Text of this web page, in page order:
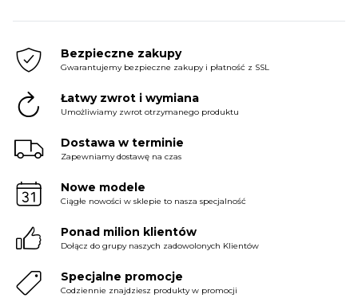
BIELIZNA
BLUZY
SWETRY
Bezpieczne zakupy
Gwarantujemy bezpieczne zakupy i płatność z SSL
Łatwy zwrot i wymiana
Umożliwiamy zwrot otrzymanego produktu
Dostawa w terminie
Zapewniamy dostawę na czas
Nowe modele
Ciągłe nowości w sklepie to nasza specjalność
Ponad milion klientów
Dołącz do grupy naszych zadowolonych Klientów
Specjalne promocje
Codziennie znajdziesz produkty w promocji